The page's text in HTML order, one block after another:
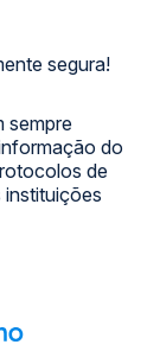
segura!
sempre
do
de
instituições